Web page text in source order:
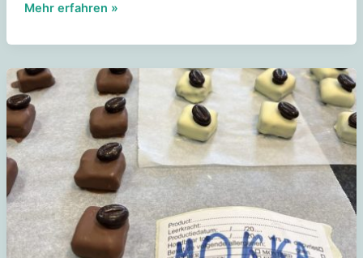
Dompelpralines
Java
Mehr erfahren »